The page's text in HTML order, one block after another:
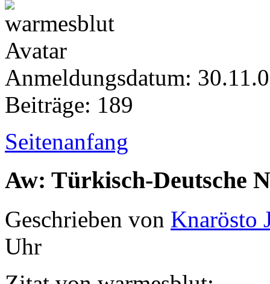
Anmeldungsdatum:
Beiträge: 189
Seitenanfang
Aw: Türkisch-Deutsche
Geschrieben von Knarösto
Uhr